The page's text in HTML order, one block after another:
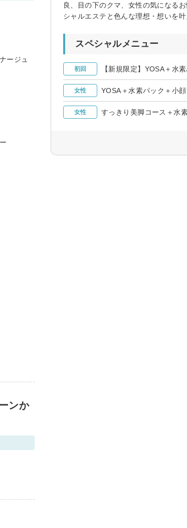
良、目の下のクマ、女性の気になる
シャルエステと色んな理想・想いを
スペシャルメニュー
初回 【新規限定】YOSA＋水
女性 YOSA＋水素パック＋小
女性 すっきり美脚コース＋水
ージュ
ンか